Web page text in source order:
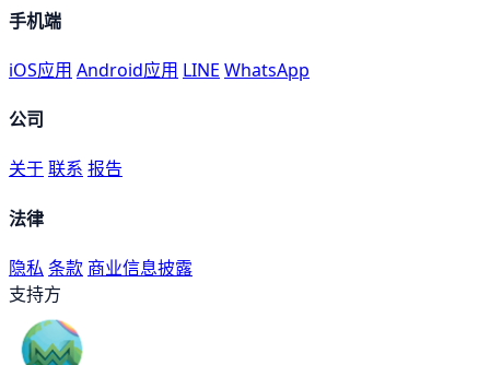
手机端
iOS应用 Android应用 LINE WhatsApp
公司
关于联系 报告
法律
隐私 条款 商业信息披露
支持方